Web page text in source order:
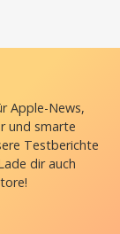
Apple-News,
und smarte
Testberichte
dir auch